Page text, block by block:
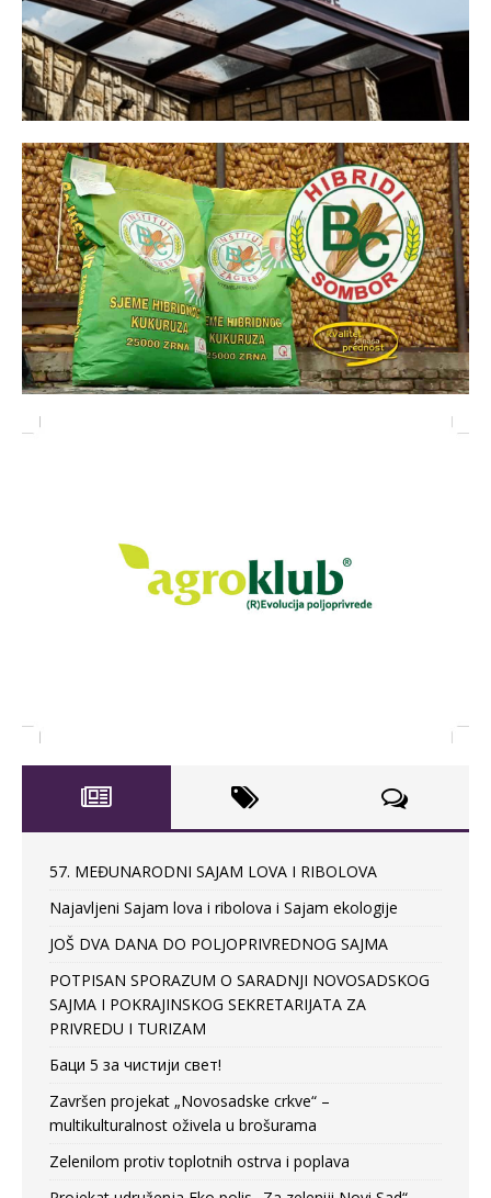
57. MEĐUNARODNI SAJAM LOVA I RIBOLOVA
Najavljeni Sajam lova i ribolova i Sajam ekologije
JOŠ DVA DANA DO POLJOPRIVREDNOG SAJMA
POTPISAN SPORAZUM O SARADNJI NOVOSADSKOG
SAJMA I POKRAJINSKOG SEKRETARIJATA ZA
PRIVREDU I TURIZAM
Баци 5 за чистији свет!
Završen projekat „Novosadske crkve“ –
multikulturalnost oživela u brošurama
Zelenilom protiv toplotnih ostrva i poplava